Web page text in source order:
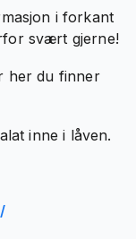
i forkant
svært gjerne!
her du finner
inne i låven.